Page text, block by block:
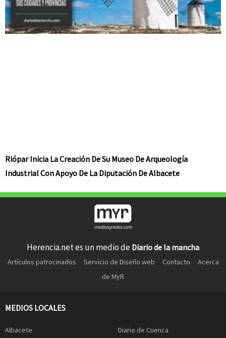
Riópar Inicia La Creación De Su Museo De Arqueología
Industrial Con Apoyo De La Diputación De Albacete
Herencia.net es un medio de Diario de la mancha
Artículos patrocinados Servicio de Diseño web Contacto
Acerca
de MyR
MEDIOS LOCALES
Albacete Diario de Cuenca